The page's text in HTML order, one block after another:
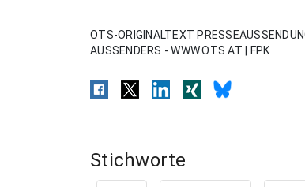
OTS-ORIGINALTEXT
AUSSENDERS - WWW.OTS.AT | FPK
Stichworte